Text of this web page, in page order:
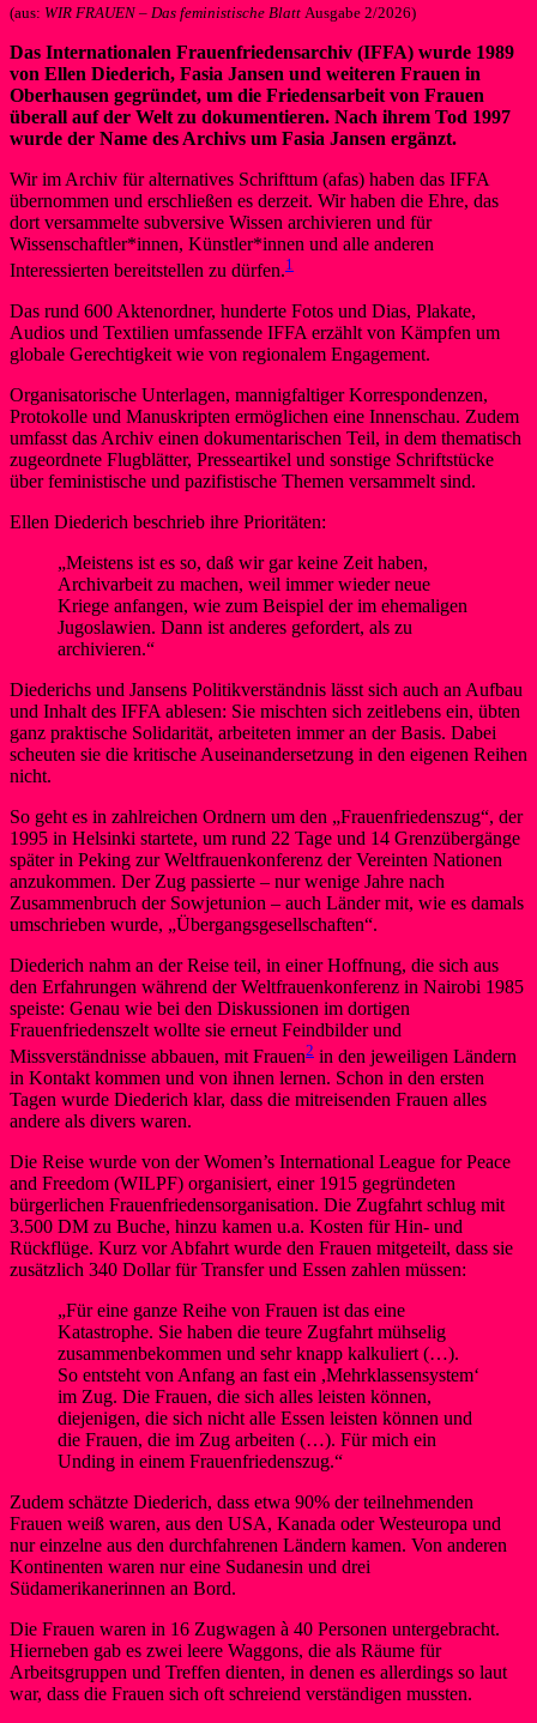
(aus: WIR FRAUEN – Das feministische Blatt Ausgabe 2/2026)
Das Internationalen Frauenfriedensarchiv (IFFA) wurde 1989
von Ellen Diederich, Fasia Jansen und weiteren Frauen in
Oberhausen gegründet, um die Friedensarbeit von Frauen
überall auf der Welt zu dokumentieren. Nach ihrem Tod 1997
wurde der Name des Archivs um Fasia Jansen ergänzt.
Wir im Archiv für alternatives Schrifttum (afas) haben das IFFA
übernommen und erschließen es derzeit. Wir haben die Ehre, das
dort versammelte subversive Wissen archivieren und für
Wissenschaftler*innen, Künstler*innen und alle anderen
Interessierten bereitstellen zu dürfen.1
Das rund 600 Aktenordner, hunderte Fotos und Dias, Plakate,
Audios und Textilien umfassende IFFA erzählt von Kämpfen um
globale Gerechtigkeit wie von regionalem Engagement.
Organisatorische Unterlagen, mannigfaltiger Korrespondenzen,
Protokolle und Manuskripten ermöglichen eine Innenschau. Zudem
umfasst das Archiv einen dokumentarischen Teil, in dem thematisch
zugeordnete Flugblätter, Presseartikel und sonstige Schriftstücke
über feministische und pazifistische Themen versammelt sind.
Ellen Diederich beschrieb ihre Prioritäten:
„Meistens ist es so, daß wir gar keine Zeit haben,
Archivarbeit zu machen, weil immer wieder neue
Kriege anfangen, wie zum Beispiel der im ehemaligen
Jugoslawien. Dann ist anderes gefordert, als zu
archivieren.“
Diederichs und Jansens Politikverständnis lässt sich auch an Aufbau
und Inhalt des IFFA ablesen: Sie mischten sich zeitlebens ein, übten
ganz praktische Solidarität, arbeiteten immer an der Basis. Dabei
scheuten sie die kritische Auseinandersetzung in den eigenen Reihen
nicht.
So geht es in zahlreichen Ordnern um den „Frauenfriedenszug“, der
1995 in Helsinki startete, um rund 22 Tage und 14 Grenzübergänge
später in Peking zur Weltfrauenkonferenz der Vereinten Nationen
anzukommen. Der Zug passierte – nur wenige Jahre nach
Zusammenbruch der Sowjetunion – auch Länder mit, wie es damals
umschrieben wurde, „Übergangsgesellschaften“.
Diederich nahm an der Reise teil, in einer Hoffnung, die sich aus
den Erfahrungen während der Weltfrauenkonferenz in Nairobi 1985
speiste: Genau wie bei den Diskussionen im dortigen
Frauenfriedenszelt wollte sie erneut Feindbilder und
Missverständnisse abbauen, mit Frauen2 in den jeweiligen Ländern
in Kontakt kommen und von ihnen lernen. Schon in den ersten
Tagen wurde Diederich klar, dass die mitreisenden Frauen alles
andere als divers waren.
Die Reise wurde von der Women’s International League for Peace
and Freedom (WILPF) organisiert, einer 1915 gegründeten
bürgerlichen Frauenfriedensorganisation. Die Zugfahrt schlug mit
3.500 DM zu Buche, hinzu kamen u.a. Kosten für Hin- und
Rückflüge. Kurz vor Abfahrt wurde den Frauen mitgeteilt, dass sie
zusätzlich 340 Dollar für Transfer und Essen zahlen müssen:
„Für eine ganze Reihe von Frauen ist das eine
Katastrophe. Sie haben die teure Zugfahrt mühselig
zusammenbekommen und sehr knapp kalkuliert (…).
So entsteht von Anfang an fast ein ,Mehrklassensystem‘
im Zug. Die Frauen, die sich alles leisten können,
diejenigen, die sich nicht alle Essen leisten können und
die Frauen, die im Zug arbeiten (…). Für mich ein
Unding in einem Frauenfriedenszug.“
Zudem schätzte Diederich, dass etwa 90% der teilnehmenden
Frauen weiß waren, aus den USA, Kanada oder Westeuropa und
nur einzelne aus den durchfahrenen Ländern kamen. Von anderen
Kontinenten waren nur eine Sudanesin und drei
Südamerikanerinnen an Bord.
Die Frauen waren in 16 Zugwagen à 40 Personen untergebracht.
Hierneben gab es zwei leere Waggons, die als Räume für
Arbeitsgruppen und Treffen dienten, in denen es allerdings so laut
war, dass die Frauen sich oft schreiend verständigen mussten.